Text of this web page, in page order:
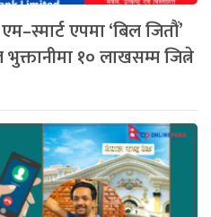
एपमा ‘बिल जितौं’
१० लाखसम्म जित्ने